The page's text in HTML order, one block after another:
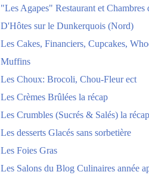
"Les Agapes" Restaurant et Chambres
D'Hôtes sur le Dunkerquois (Nord)
Les Cakes, Financiers, Cupcakes,
Muffins
Les Choux: Brocoli, Chou-Fleur ect
Les Crèmes Brûlées la récap
Les Crumbles (Sucrés & Salés) la récap
Les desserts Glacés sans sorbetière
Les Foies Gras
Les Salons du Blog Culinaires année